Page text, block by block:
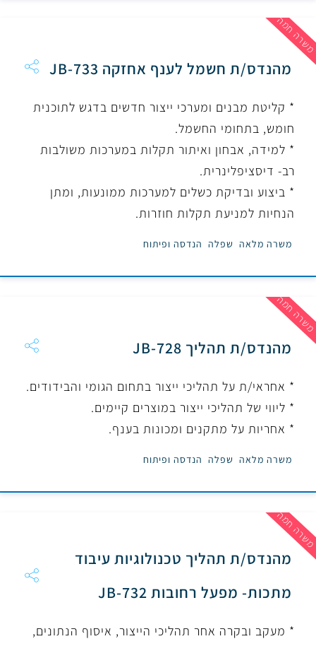
חמה
מהנדס/ת חשמל לענף אחזקה JB-733
* קליטת מבנים ומערכי ייצור חדשים בדגש לתוכנית
חומש, בתחומי החשמל.
* למידה, אבחון ואיתור תקלות במערכות משולבות
רב- דיסציפלינרית.
* ביצוע ובדיקת כשלים למערכות ממונעות, ומתן
הנחיות למניעת תקלות חוזרות.
משרה מלאה שפלה הנדסה ופיתוח
חמה
מהנדס/ת תהליך JB-728
* אחראי/ת על תהליכי ייצור בתחום הגומי והבידודים.
* ליווי של תהליכי ייצור במוצרים קיימים.
* אחריות על מתקנים ומכונות בענף.
משרה מלאה שפלה הנדסה ופיתוח
חמה
מהנדס/ת תהליך טכנולוגיות עיבוד
מתכות- מפעל רחובות JB-732
* מעקב ובקרה אחר תהליכי הייצור, איסוף הנתונים,